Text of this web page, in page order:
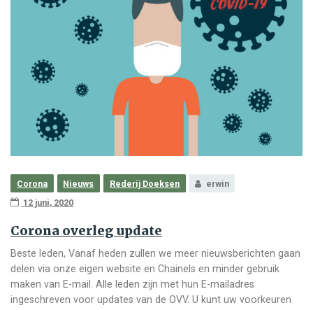
Corona Nieuws Rederij Doeksen
erwin
12 juni, 2020
Corona overleg update
Beste leden, Vanaf heden zullen we meer nieuwsberichten gaan
delen via onze eigen website en Chainels en minder gebruik
maken van E-mail. Alle leden zijn met hun E-mailadres
ingeschreven voor updates van de OVV. U kunt uw voorkeuren